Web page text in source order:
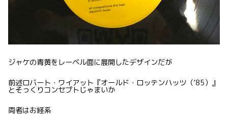
ジャケの青黄をレーベル面に展開したデザインだが
前述ロバート・ワイアット『オールド・ロッテンハッツ（’85）』
とそっくりコンセプトじゃまいか
両者はお経系